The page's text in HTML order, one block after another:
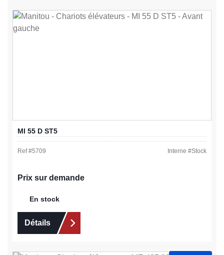
MI 55 D ST5
Ref #5709 Interne #Stock
Prix sur demande
En stock
Détails